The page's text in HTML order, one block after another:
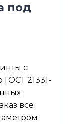
под
с
21331-
все